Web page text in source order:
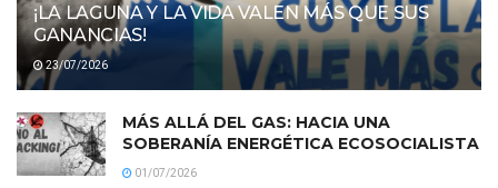
¡LA LAGUNA Y LA VIDA VALEN MÁS QUE SUS
GANANCIAS!
23/07/2026
MÁS ALLÁ DEL GAS: HACIA UNA
SOBERANÍA ENERGÉTICA ECOSOCIALISTA
01/07/2026